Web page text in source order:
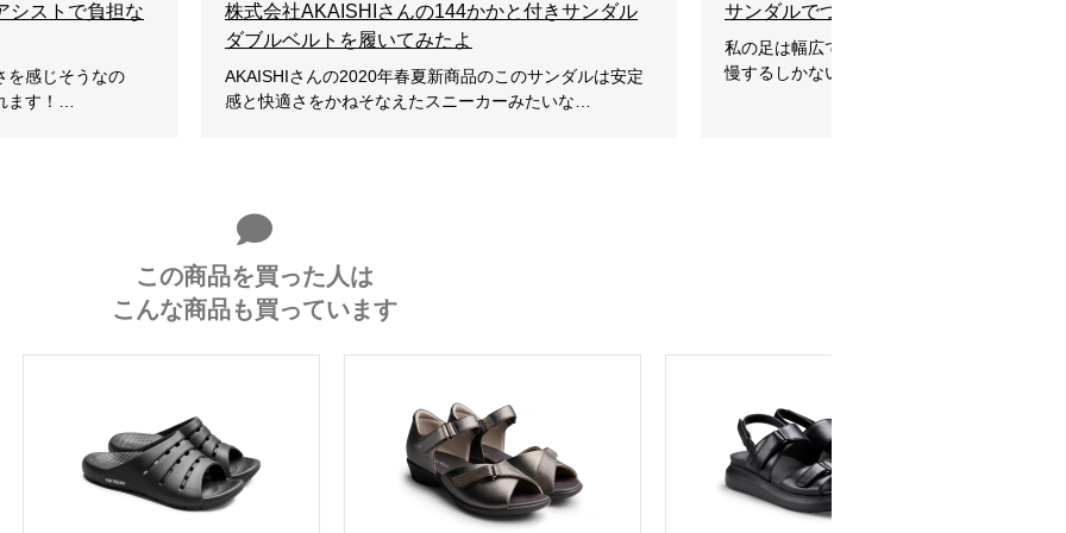
シストで負担な
を感じそうなの
ます！…
株式会社AKAISHIさんの144かかと付きサンダル
ダブルベルトを履いてみたよ
AKAISHIさんの2020年春夏新商品のこのサンダルは安定
感と快適さをかねそなえたスニーカーみたいな…
サンダルでつま先やかかとが痛い方必
私の足は幅広で甲高だから、もうサンダルで
慢するしかない・・・スペタンコヒールだ
この商品を買った人は
こんな商品も買っています